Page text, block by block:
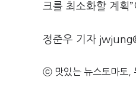
크를 최소화할 계획”
정준우 기자
ⓒ 맛있는 뉴스토마토,